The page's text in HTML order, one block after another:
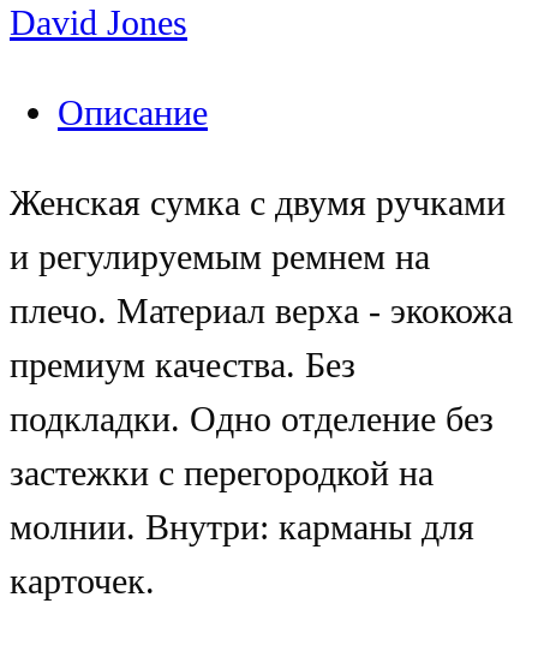
David Jones
Описание
Женская сумка с двумя ручками
и регулируемым ремнем на
плечо. Материал верха - экокожа
премиум качества. Без
подкладки. Одно отделение без
застежки с перегородкой на
молнии. Внутри: карманы для
карточек.